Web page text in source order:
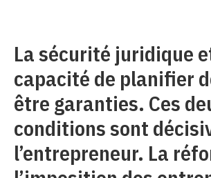
La sécurité juridique
capacité de planifier
être garanties. Ces
conditions sont
l’entrepreneur. La